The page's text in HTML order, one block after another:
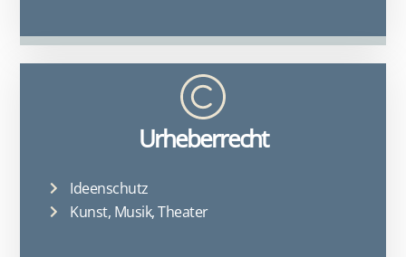
Urheberrecht
Ideenschutz
Kunst, Musik, Theater